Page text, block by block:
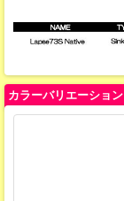
カラーバリエーション